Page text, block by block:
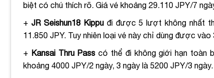
biệt có chú thích rõ. Giá vé khoảng 29.110 JPY/7
+ JR Seishun18 Kippuđi được 5 lượt không nhất
11.850 JPY. Tuy nhiên loại vé này chỉ dùng được
+ Kansai Thru Pass có thể đi không giới hạn toàn
khoảng 4000 JPY/2 ngày, 3 ngày là 5200 JPY/3 ngày.